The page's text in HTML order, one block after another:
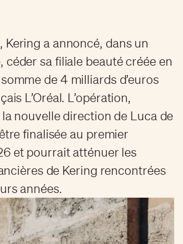
Kering a annoncé, dans un
céder sa filiale beauté créée en
de 4 milliards d’euros
L’Oréal. L’opération,
nouvelle direction de Luca de
finalisée au premier
et pourrait atténuer les
de Kering rencontrées
années.